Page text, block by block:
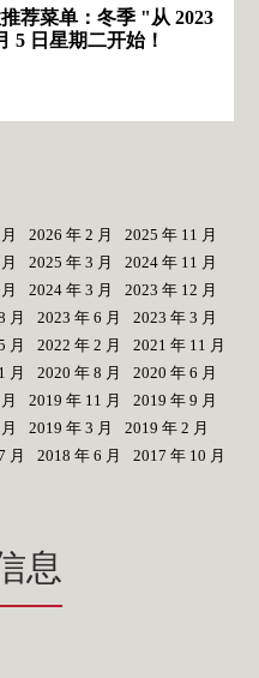
荐菜单：冬季 "从 2023
5 日星期二开始！
2026 年 2 月
2025 年 11 月
2025 年 3 月
2024 年 11 月
2024 年 3 月
2023 年 12 月
月 2023 年 6 月
2023 年 3 月
月 2022 年 2 月
2021 年 11 月
月 2020 年 8 月
2020 年 6 月
2019 年 11 月
2019 年 9 月
2019 年 3 月
2019 年 2 月
月 2018 年 6 月 2017 年 10 月
息